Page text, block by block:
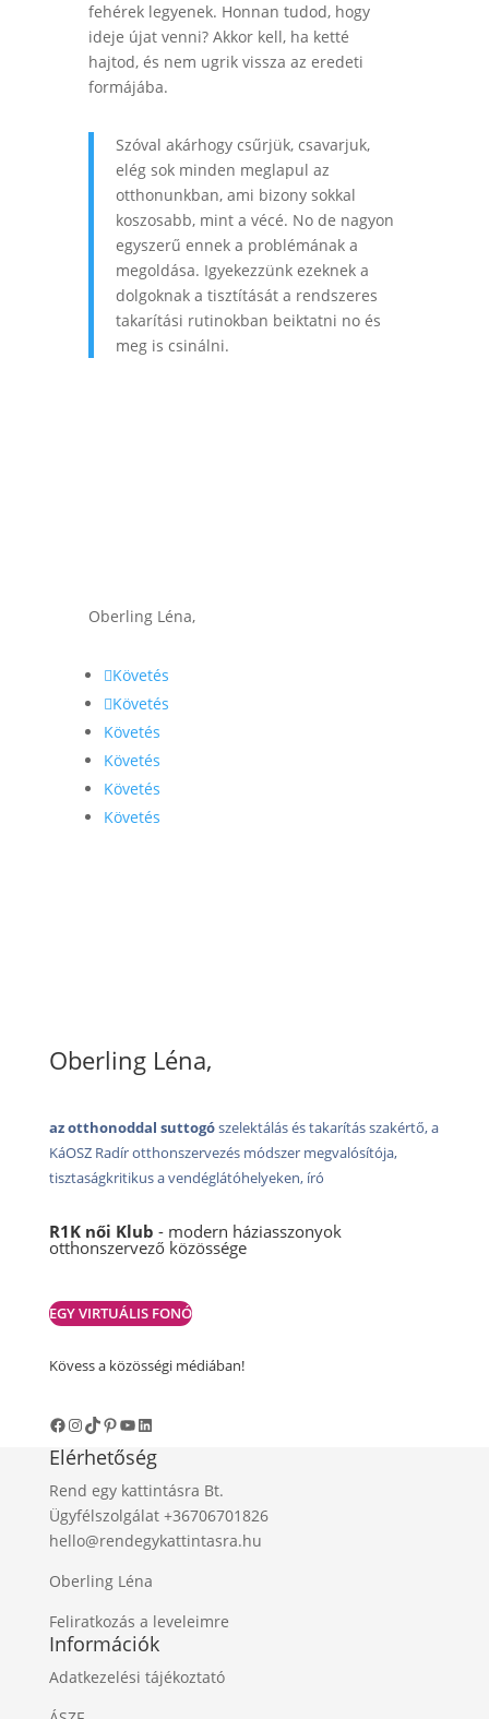
fehérek legyenek. Honnan tudod, hogy
ideje újat venni? Akkor kell, ha ketté
hajtod, és nem ugrik vissza az eredeti
formájába.
Szóval akárhogy csűrjük, csavarjuk,
elég sok minden meglapul az
otthonunkban, ami bizony sokkal
koszosabb, mint a vécé. No de nagyon
egyszerű ennek a problémának a
megoldása. Igyekezzünk ezeknek a
dolgoknak a tisztítását a rendszeres
takarítási rutinokban beiktatni no és
meg is csinálni.
Oberling Léna,
Követés
Követés
Követés
Követés
Követés
Követés
Oberling Léna,
az otthonoddal suttogószelektálás és takarítás szakértő, a
KáOSZ Radír otthonszervezés módszer megvalósítója,
tisztaságkritikus a vendéglátóhelyeken, író
R1K női Klub - modern háziasszonyok
otthonszervező közössége
EGY VIRTUÁLIS FONÓ
Kövess a közösségi médiában!
Facebook
Instagram
TikTok
Pinterest
YouTube
LinkedIn
Elérhetőség
Rend egy kattintásra Bt.
Ügyfélszolgálat +36706701826
hello@rendegykattintasra.hu
Oberling Léna
Feliratkozás a leveleimre
Információk
Adatkezelési tájékoztató